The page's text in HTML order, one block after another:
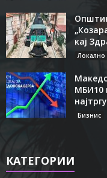
кај
Локално
МБИ10
Бизнис
КАТЕГОРИИ